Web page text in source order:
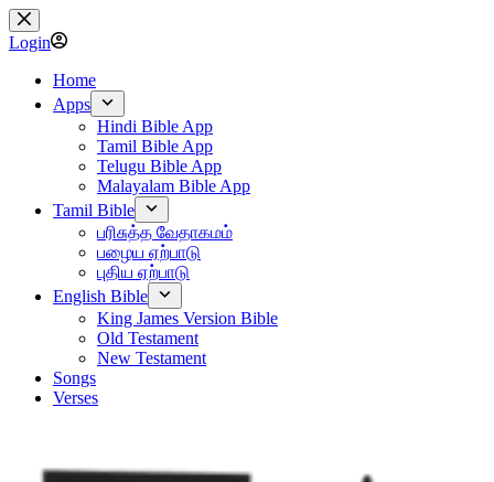
Skip
to
content
Login
Home
Apps
Hindi Bible App
Tamil Bible App
Telugu Bible App
Malayalam Bible App
Tamil Bible
பரிசுத்த வேதாகமம்
பழைய ஏற்பாடு
புதிய ஏற்பாடு
English Bible
King James Version Bible
Old Testament
New Testament
Songs
Verses